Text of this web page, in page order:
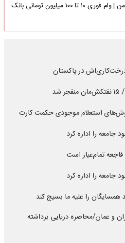
وام برای یارانه بگیران بدون ضامن | وام فوری ۱۰ تا ۱۰۰ میلیون تومانی بانک
در پاکستان
| روش‌های استعلام موجودی حکمت کارت
جامعه را اداره کرد
تمام‌عیار است
جامعه را اداره کرد
همسایگان را علیه ما بسیج کند
و عمان/محاصره دریایی برداشته